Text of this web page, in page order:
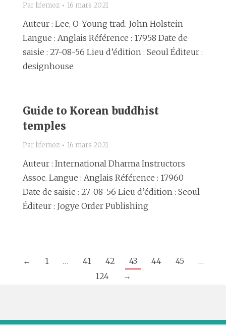
Par lifemoz 16 mars 2021
Auteur : Lee, O-Young trad. John Holstein
Langue : Anglais Référence : 17958 Date de
saisie : 27-08-56 Lieu d’édition : Seoul Éditeur :
designhouse
Guide to Korean buddhist
temples
Par lifemoz 16 mars 2021
Auteur : International Dharma Instructors
Assoc. Langue : Anglais Référence : 17960
Date de saisie : 27-08-56 Lieu d’édition : Seoul
Éditeur : Jogye Order Publishing
← 1 … 41 42 43 44 45
…
124
→